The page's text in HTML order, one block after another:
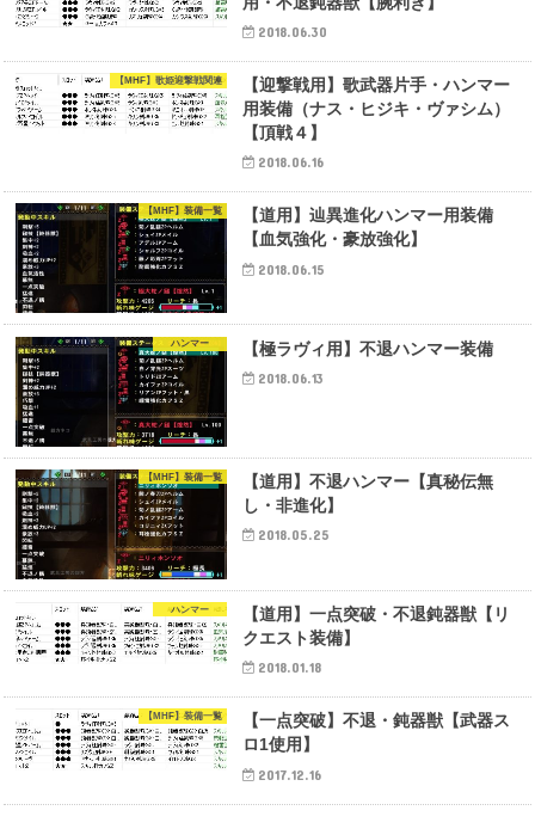
2018.06.30
【MHF】歌姫迎撃戦関連
【迎撃戦用】歌武器片手・ハンマー
用装備（ナス・ヒジキ・ヴァシム）
【頂戦４】
2018.06.16
【MHF】装備一覧
【道用】辿異進化ハンマー用装備
【血気強化・豪放強化】
2018.06.15
ハンマー 【極ラヴィ用】不退ハンマー装備
2018.06.13
【MHF】装備一覧
【道用】不退ハンマー【真秘伝無
し・非進化】
2018.05.25
ハンマー
【道用】一点突破・不退鈍器獣【リ
クエスト装備】
2018.01.18
【MHF】装備一覧
【一点突破】不退・鈍器獣【武器ス
ロ1使用】
2017.12.16